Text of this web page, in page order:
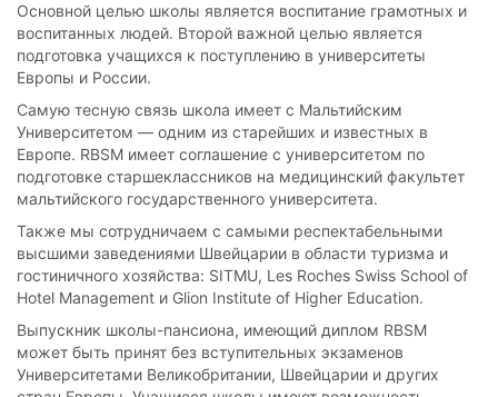
Основной целью школы является воспитание грамотных и
воспитанных людей. Второй важной целью является
подготовка учащихся к поступлению в университеты
Европы и России.
Самую тесную связь школа имеет с Мальтийским
Университетом — одним из старейших и известных в
Европе. RBSM имеет соглашение с университетом по
подготовке старшеклассников на медицинский факультет
мальтийского государственного университета.
Также мы сотрудничаем с самыми респектабельными
высшими заведениями Швейцарии в области туризма и
гостиничного хозяйства: SITMU, Les Roches Swiss School of
Hotel Management и Glion Institute of Higher Education.
Выпускник школы-пансиона, имеющий диплом RBSM
может быть принят без вступительных экзаменов
Университетами Великобритании, Швейцарии и других